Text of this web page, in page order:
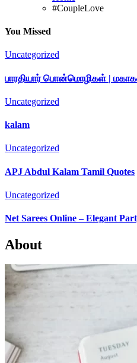
#CoupleLove
You Missed
Uncategorized
பாரதியார் பொன்மொழிகள் |
Uncategorized
kalam
Uncategorized
APJ Abdul Kalam Tamil Quotes
Uncategorized
Net Sarees Online – Elegant
About